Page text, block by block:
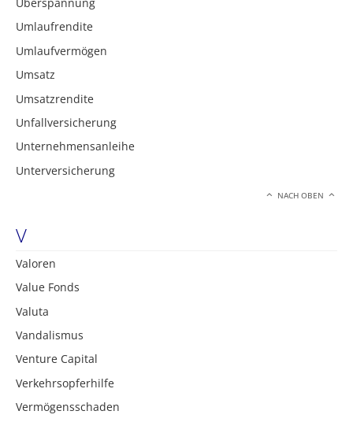
Umlaufrendite
Umlaufvermögen
Umsatz
Umsatzrendite
Unfallversicherung
Unternehmensanleihe
Unterversicherung
NACH OBEN
V
Valoren
Value Fonds
Valuta
Vandalismus
Venture Capital
Verkehrsopferhilfe
Vermögensschaden